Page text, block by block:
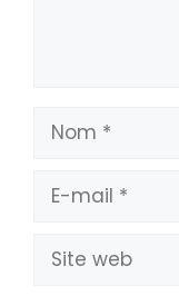
Nom
mail
Site
web